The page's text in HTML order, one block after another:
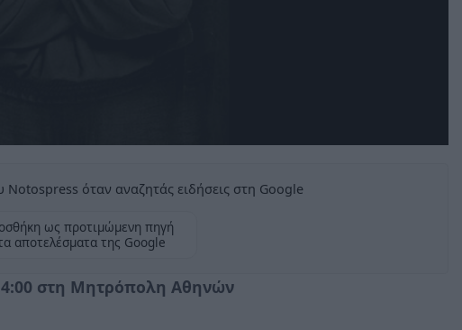
όταν αναζητάς ειδήσεις στη Google
ως προτιμώμενη πηγή
αποτελέσματα της Google
στη Μητρόπολη Αθηνών